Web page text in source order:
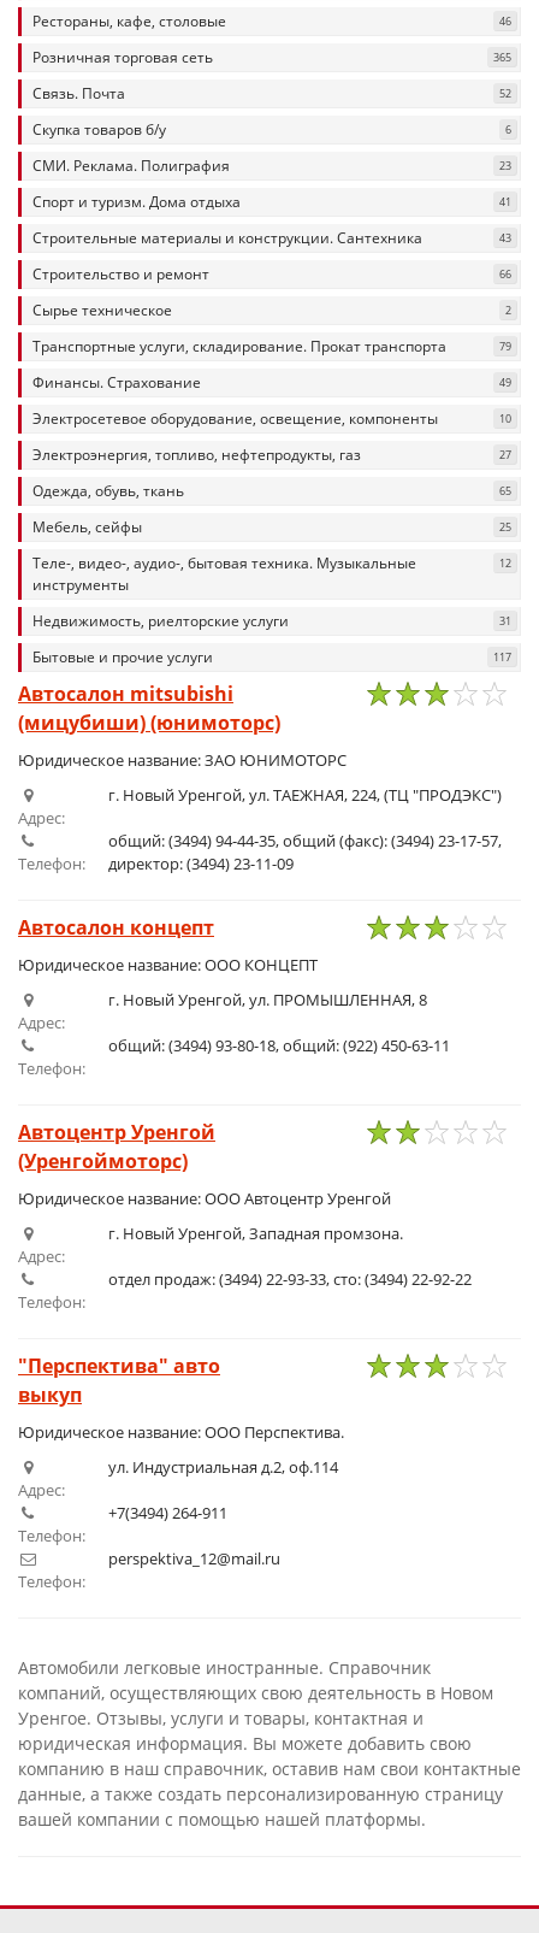
Рестораны, кафе, столовые 46
Розничная торговая сеть 365
Связь. Почта 52
Скупка товаров б/у 6
СМИ. Реклама. Полиграфия 23
Спорт и туризм. Дома отдыха 41
Строительные материалы и конструкции. Сантехника 43
Строительство и ремонт 66
Сырье техническое 2
Транспортные услуги, складирование. Прокат транспорта 79
Финансы. Страхование 49
Электросетевое оборудование, освещение, компоненты 10
Электроэнергия, топливо, нефтепродукты, газ 27
Одежда, обувь, ткань 65
Мебель, сейфы 25
Теле-, видео-, аудио-, бытовая техника. Музыкальные
инструменты
12
Недвижимость, риелторские услуги 31
Бытовые и прочие услуги 117
Автосалон mitsubishi
(мицубиши) (юнимоторс)
Юридическое название: ЗАО ЮНИМОТОРС
Адрес:
г. Новый Уренгой, ул. ТАЕЖНАЯ, 224, (ТЦ "ПРОДЭКС")
Телефон:
общий: (3494) 94-44-35, общий (факс): (3494) 23-17-57,
директор: (3494) 23-11-09
Автосалон концепт
Юридическое название: ООО КОНЦЕПТ
Адрес:
г. Новый Уренгой, ул. ПРОМЫШЛЕННАЯ, 8
Телефон:
общий: (3494) 93-80-18, общий: (922) 450-63-11
Автоцентр Уренгой
(Уренгоймоторс)
Юридическое название: ООО Автоцентр Уренгой
Адрес:
г. Новый Уренгой, Западная промзона.
Телефон:
отдел продаж: (3494) 22-93-33, сто: (3494) 22-92-22
"Перспектива" авто
выкуп
Юридическое название: ООО Перспектива.
Адрес:
ул. Индустриальная д.2, оф.114
Телефон:
+7(3494) 264-911
Телефон:
perspektiva_12@mail.ru
Автомобили легковые иностранные. Справочник
компаний, осуществляющих свою деятельность в Новом
Уренгое. Отзывы, услуги и товары, контактная и
юридическая информация. Вы можете добавить свою
компанию в наш справочник, оставив нам свои контактные
данные, а также создать персонализированную страницу
вашей компании с помощью нашей платформы.